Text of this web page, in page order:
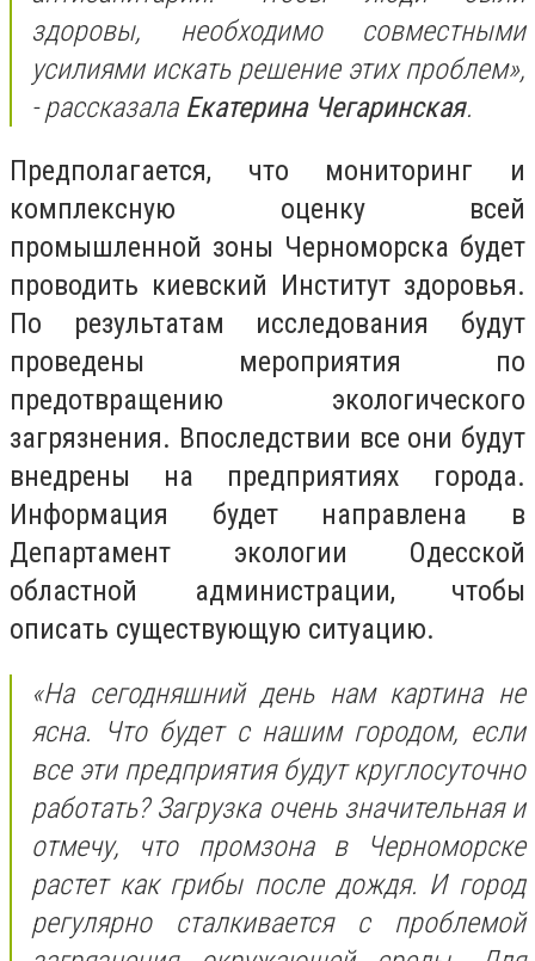
здоровы, необходимо совместными
усилиями искать решение этих проблем»,
- рассказалаЕкатерина Чегаринская.
Предполагается, что мониторинг и
комплексную оценку всей
промышленной зоны Черноморска будет
проводить киевский Институт здоровья.
По результатам исследования будут
проведены мероприятия по
предотвращению экологического
загрязнения. Впоследствии все они будут
внедрены на предприятиях города.
Информация будет направлена в
Департамент экологии Одесской
областной администрации, чтобы
описать существующую ситуацию.
«На сегодняшний день нам картина не
ясна. Что будет с нашим городом, если
все эти предприятия будут круглосуточно
работать? Загрузка очень значительная и
отмечу, что промзона в Черноморске
растет как грибы после дождя. И город
регулярно сталкивается с проблемой